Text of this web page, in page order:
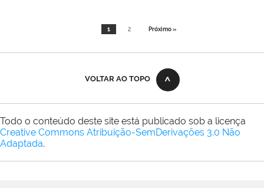
1 2 Próximo »
VOLTAR AO TOPO
Todo o conteúdo deste site está publicado sob a licença
Creative Commons Atribuição-SemDerivações 3.0 Não
Adaptada.